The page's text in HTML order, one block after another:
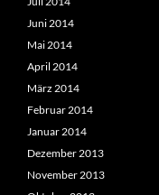
Juni 2014
Mai 2014
April 2014
März 2014
Februar 2014
Januar 2014
Dezember 2013
November 2013